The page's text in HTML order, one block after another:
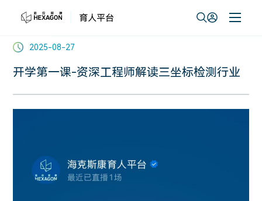
2025-08-27
开学第一课-资深工程师解读三坐标检测行业